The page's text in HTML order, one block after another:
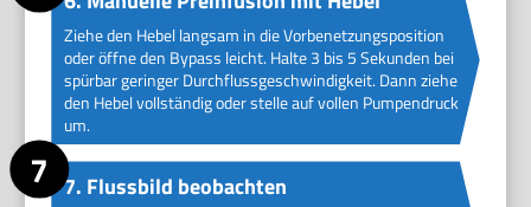
Ziehe den Hebel langsam in die Vorbenetzungsposition
oder öffne den Bypass leicht. Halte 3 bis 5 Sekunden bei
spürbar geringer Durchflussgeschwindigkeit. Dann ziehe
den Hebel vollständig oder stelle auf vollen Pumpendruck
um.
7. Flussbild beobachten